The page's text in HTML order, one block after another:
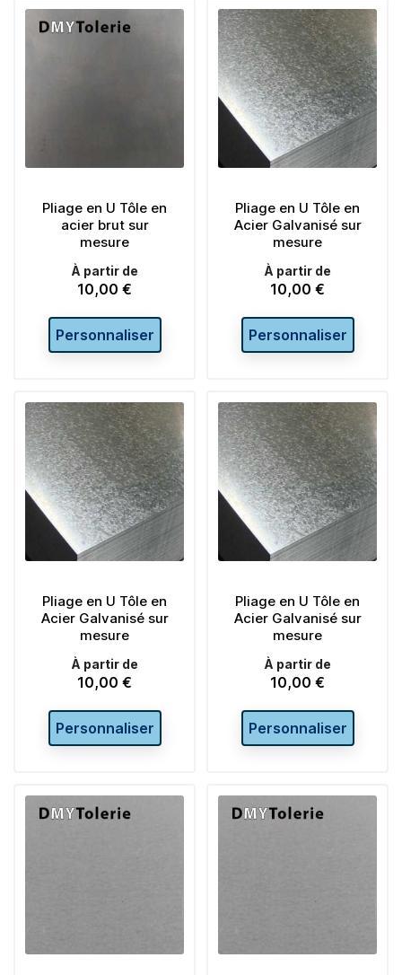
Pliage en U Tôle en
acier brut sur
mesure
À partir de
Prix
10,00 €
Personnaliser
Pliage en U Tôle en
Acier Galvanisé sur
mesure
À partir de
Prix
10,00 €
Personnaliser
Pliage en U Tôle en
Acier Galvanisé sur
mesure
À partir de
Prix
10,00 €
Personnaliser
Pliage en U Tôle en
Acier Galvanisé sur
mesure
À partir de
Prix
10,00 €
Personnaliser